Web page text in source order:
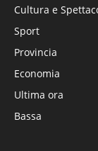
Cultura e
Sport
Provincia
Economia
Ultima ora
Bassa